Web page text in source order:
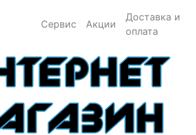
Сервис Акции
Доставка и
оплата